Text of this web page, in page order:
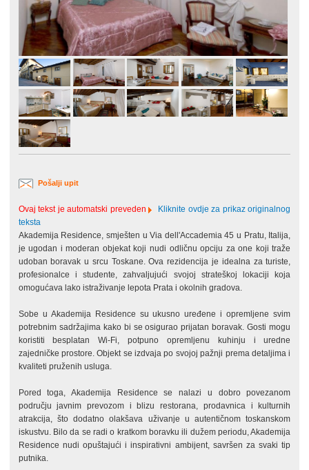
Pošalji upit
Ovaj tekst je automatski preveden
Kliknite ovdje za prikaz originalnog
teksta
Akademija Residence, smješten u Via dell'Accademia 45 u Pratu, Italija,
je ugodan i moderan objekat koji nudi odličnu opciju za one koji traže
udoban boravak u srcu Toskane. Ova rezidencija je idealna za turiste,
profesionalce i studente, zahvaljujući svojoj strateškoj lokaciji koja
omogućava lako istraživanje lepota Prata i okolnih gradova.
Sobe u Akademija Residence su ukusno uređene i opremljene svim
potrebnim sadržajima kako bi se osigurao prijatan boravak. Gosti mogu
koristiti besplatan Wi-Fi, potpuno opremljenu kuhinju i uredne
zajedničke prostore. Objekt se izdvaja po svojoj pažnji prema detaljima i
kvaliteti pruženih usluga.
Pored toga, Akademija Residence se nalazi u dobro povezanom
području javnim prevozom i blizu restorana, prodavnica i kulturnih
atrakcija, što dodatno olakšava uživanje u autentičnom toskanskom
iskustvu. Bilo da se radi o kratkom boravku ili dužem periodu, Akademija
Residence nudi opuštajući i inspirativni ambijent, savršen za svaki tip
putnika.